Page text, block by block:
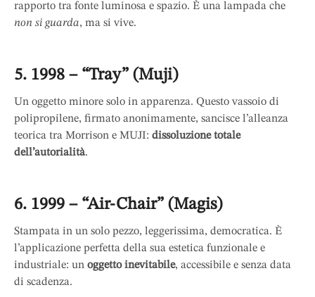
rapporto tra fonte luminosa e spazio. È una lampada che
non si guarda, ma si vive.
5. 1998 – “Tray” (Muji)
Un oggetto minore solo in apparenza. Questo vassoio di
polipropilene, firmato anonimamente, sancisce l’alleanza
teorica tra Morrison e MUJI: dissoluzione totale
dell’autorialità.
6. 1999 – “Air-Chair” (Magis)
Stampata in un solo pezzo, leggerissima, democratica. È
l’applicazione perfetta della sua estetica funzionale e
industriale: un oggetto inevitabile, accessibile e senza data
di scadenza.